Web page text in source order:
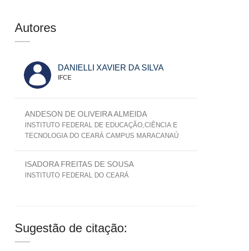
Autores
DANIELLI XAVIER DA SILVA
IFCE
ANDESON DE OLIVEIRA ALMEIDA
INSTITUTO FEDERAL DE EDUCAÇÃO,CIÊNCIA E
TECNOLOGIA DO CEARÁ CAMPUS MARACANAÚ
ISADORA FREITAS DE SOUSA
INSTITUTO FEDERAL DO CEARÁ
Sugestão de citação: